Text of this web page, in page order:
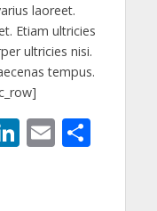
laoreet.
Etiam ultricies
ultricies nisi.
tempus.
Li E S